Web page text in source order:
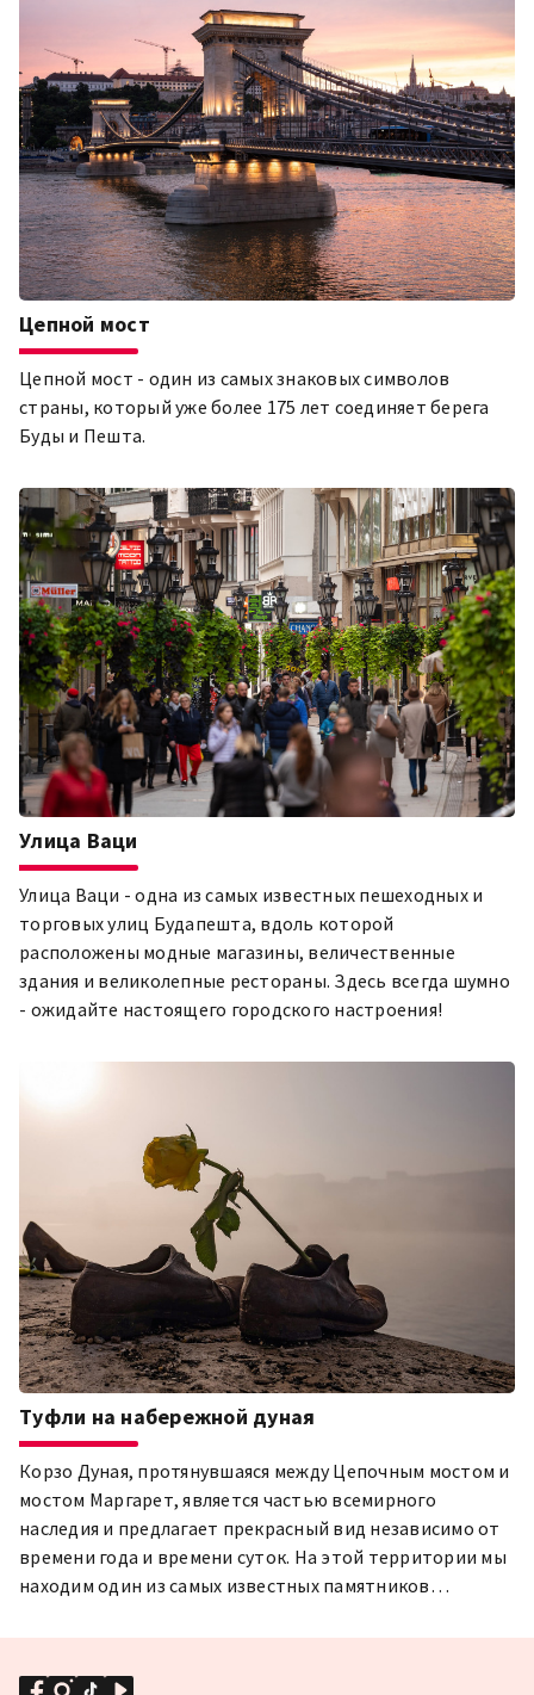
Цепной мост
Цепной мост - один из самых знаковых символов
страны, который уже более 175 лет соединяет берега
Буды и Пешта.
Улица Ваци
Улица Ваци - одна из самых известных пешеходных и
торговых улиц Будапешта, вдоль которой
расположены модные магазины, величественные
здания и великолепные рестораны. Здесь всегда шумно
- ожидайте настоящего городского настроения!
Туфли на набережной дуная
Корзо Дуная, протянувшаяся между Цепочным мостом и
мостом Маргарет, является частью всемирного
наследия и предлагает прекрасный вид независимо от
времени года и времени суток. На этой территории мы
находим один из самых известных памятников
женщин и детей.